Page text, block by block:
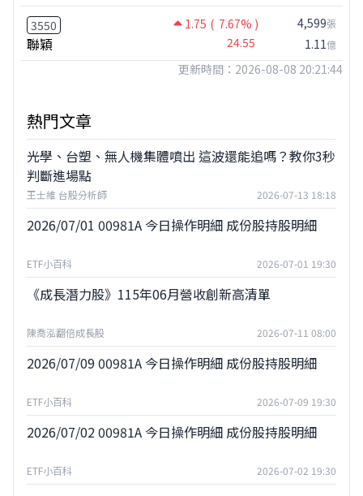
3550 1.75 ( 7.67% )
聯穎 24.55
4,599張
1.11億
更新時間：2026-08-08 20:21:44
熱門文章
光學、台塑、無人機集體噴出 這波還能追嗎？教你3秒
判斷進場點
王士維 台股分析師 2026-07-13 18:18
2026/07/01 00981A 今日操作明細 成份股持股明細
ETF小百科 2026-07-01 19:30
《成長潛力股》115年06月營收創新高清單
陳喬泓翻倍成長股 2026-07-11 08:00
2026/07/09 00981A 今日操作明細 成份股持股明細
ETF小百科 2026-07-09 19:30
2026/07/02 00981A 今日操作明細 成份股持股明細
ETF小百科 2026-07-02 19:30